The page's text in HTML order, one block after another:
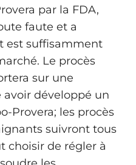
par la FDA,
faute et a
est suffisamment
Le procès
sur une
développé un
Provera; les procès
suivront tous
choisir de régler à